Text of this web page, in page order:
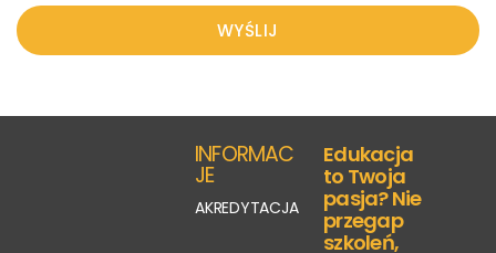
WYŚLIJ
INFORMAC
JE
AKREDYTACJA
Edukacja
to Twoja
pasja? Nie
przegap
szkoleń,